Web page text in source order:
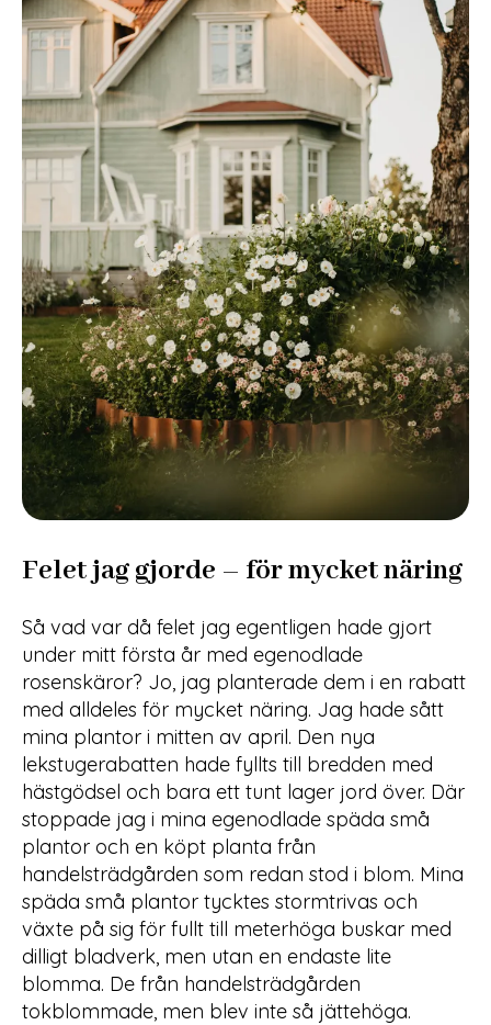
Felet jag gjorde – för mycket näring
Så vad var då felet jag egentligen hade gjort
under mitt första år med egenodlade
rosenskäror? Jo, jag planterade dem i en rabatt
med alldeles för mycket näring. Jag hade sått
mina plantor i mitten av april. Den nya
lekstugerabatten hade fyllts till bredden med
hästgödsel och bara ett tunt lager jord över. Där
stoppade jag i mina egenodlade späda små
plantor och en köpt planta från
handelsträdgården som redan stod i blom. Mina
späda små plantor tycktes stormtrivas och
växte på sig för fullt till meterhöga buskar med
dilligt bladverk, men utan en endaste lite
blomma. De från handelsträdgården
tokblommade, men blev inte så jättehöga.